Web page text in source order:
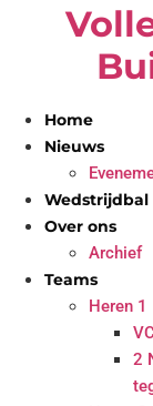
Home
Nieuws
Wedstrijdbal
Over ons
Archief
Teams
Heren 1
2